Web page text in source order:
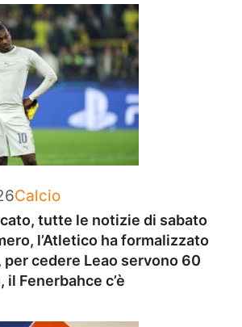
Categorie
Calcio
tutte le notizie di sabato
l’Atletico ha formalizzato
per cedere Leao servono 60
Fenerbahce c’è